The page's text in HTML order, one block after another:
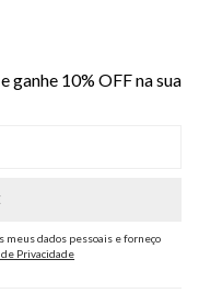
ganhe 10% OFF na sua
meus dados pessoais e forneço
Privacidade